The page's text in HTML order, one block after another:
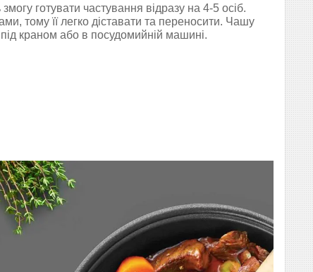
готувати частування відразу на 4-5 осіб.
тому її легко діставати та переносити. Чашу
краном або в посудомийній машині.